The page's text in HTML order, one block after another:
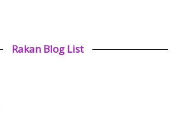
Rakan Blog List